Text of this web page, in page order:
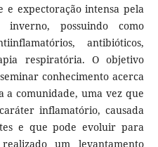
e expectoração intensa pela
possuindo como
antibióticos,
respiratória. O objetivo
conhecimento acerca
comunidade, uma vez que
inflamatório, causada
e que pode evoluir para
um levantamento